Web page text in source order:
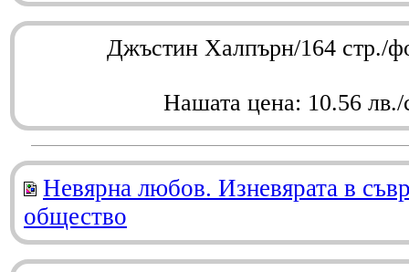
Джъстин Халпърн/164 стр./
Нашата цена: 10.56 лв./
Невярна любов. Изневярата в
общество